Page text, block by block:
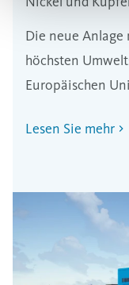
Die neue Anlage
höchsten
Europäischen
Lesen Sie mehr